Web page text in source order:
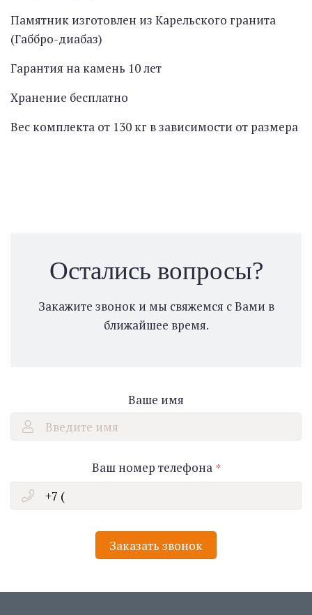
Памятник изготовлен из Карельского гранита
(Габбро-диабаз)
Гарантия на камень 10 лет
Хранение бесплатно
Вес комплекта от 130 кг в зависимости от размера
Остались вопросы?
Закажите звонок и мы свяжемся с Вами в
ближайшее время.
Ваше имя
Введите имя
Ваш номер телефона
Заказать звонок